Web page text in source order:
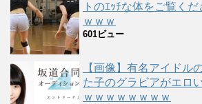
トのｴｯﾁな体をご覧く
ｗｗｗ
601ビュー
【画像】有名アイドル
た子のグラビアがエロ
ｗｗｗｗｗｗｗｗ